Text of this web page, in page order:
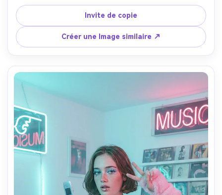
Transformez l'image comme si elle avait été prise sur un
appareil photo numérique compact du milieu des années
2000: résolution légèrement basse, flou léger, grain/bruit
visible, flash sur l'appareil photo avec des ombres dures,
légère surexposition sur les points forts, couleur
verdâtre/teal subtile, équilibre des blancs imparfait,
vignette et douceur de l'objectif. Style et garde-robe
brillant et épais, fard à paupières scintillant (argent/bleu
pâle/rose), sourcils fins, mascara lourd, reflets de blush
gelés. La tenue devient club/casual des années 2000: jean
bas ou pantalon évasé, chaîne visible taille/hanche, tee-
shirt bébé croppé ou crop-top (ou haut de survêtement
en velours de style juteux), baskets grosses. Ajoutez des
colliers en couches, des boucles d'oreilles à cerceaux, des
bracelets de charme et une ceinture brillante. Gardez-le à
la mode, pas explicite. Accessoires (choisissez celui qui
convient): téléphone basculant classique ou téléphone
avec appareil photo précoce maintenu pour une ambiance
Invite de copie
Créer une Image similaire ↗